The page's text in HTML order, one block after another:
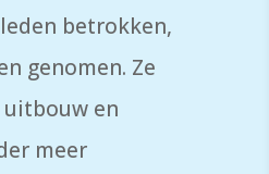
betrokken,
genomen. Ze
uitbouw en
meer